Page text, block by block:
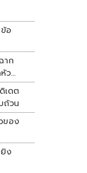
อ
าก
ว
า
เดต
ถ้วน
ของ
ยิง